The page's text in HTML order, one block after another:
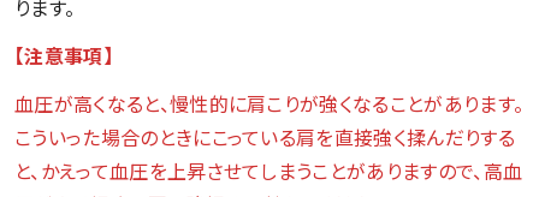
ります。
【注意事項】
血圧が高くなると、慢性的に肩こりが強くなることがあります。
こういった場合のときにこっている肩を直接強く揉んだりする
と、かえって血圧を上昇させてしまうことがありますので、高血